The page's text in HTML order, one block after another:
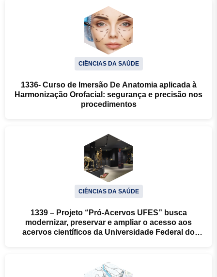
CIÊNCIAS DA SAÚDE
1336- Curso de Imersão De Anatomia aplicada à
Harmonização Orofacial: segurança e precisão nos
procedimentos
CIÊNCIAS DA SAÚDE
1339 – Projeto “Pró-Acervos UFES” busca
modernizar, preservar e ampliar o acesso aos
acervos científicos da Universidade Federal do